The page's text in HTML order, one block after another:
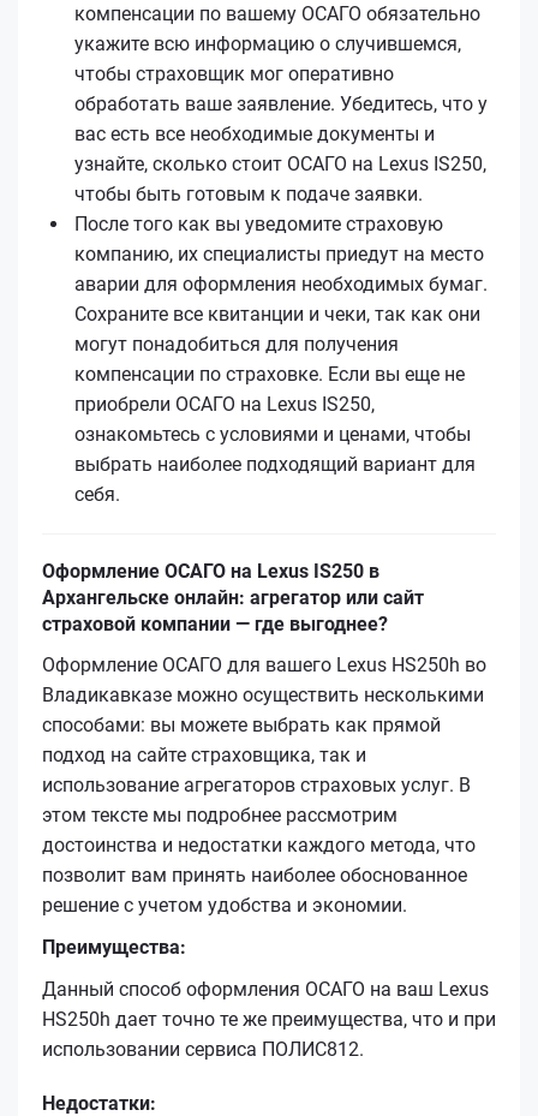
компенсации по вашему ОСАГО обязательно
укажите всю информацию о случившемся,
чтобы страховщик мог оперативно
обработать ваше заявление. Убедитесь, что у
вас есть все необходимые документы и
узнайте, сколько стоит ОСАГО на Lexus IS250,
чтобы быть готовым к подаче заявки.
После того как вы уведомите страховую
компанию, их специалисты приедут на место
аварии для оформления необходимых бумаг.
Сохраните все квитанции и чеки, так как они
могут понадобиться для получения
компенсации по страховке. Если вы еще не
приобрели ОСАГО на Lexus IS250,
ознакомьтесь с условиями и ценами, чтобы
выбрать наиболее подходящий вариант для
себя.
Оформление ОСАГО на Lexus IS250 в
Архангельске онлайн: агрегатор или сайт
страховой компании — где выгоднее?
Оформление ОСАГО для вашего Lexus HS250h во
Владикавказе можно осуществить несколькими
способами: вы можете выбрать как прямой
подход на сайте страховщика, так и
использование агрегаторов страховых услуг. В
этом тексте мы подробнее рассмотрим
достоинства и недостатки каждого метода, что
позволит вам принять наиболее обоснованное
решение с учетом удобства и экономии.
Преимущества:
Данный способ оформления ОСАГО на ваш Lexus
HS250h дает точно те же преимущества, что и при
использовании сервиса ПОЛИС812.
Недостатки: